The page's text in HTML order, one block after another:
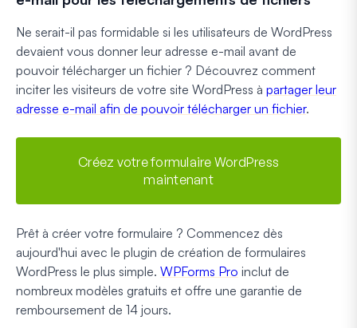
Ne serait-il pas formidable si les utilisateurs de WordPress
devaient vous donner leur adresse e-mail avant de
pouvoir télécharger un fichier ? Découvrez comment
inciter les visiteurs de votre site WordPress à partager leur
adresse e-mail afin de pouvoir télécharger un fichier.
Créez votre formulaire WordPress
maintenant
Prêt à créer votre formulaire ? Commencez dès
aujourd'hui avec le plugin de création de formulaires
WordPress le plus simple. WPForms Pro inclut de
nombreux modèles gratuits et offre une garantie de
remboursement de 14 jours.